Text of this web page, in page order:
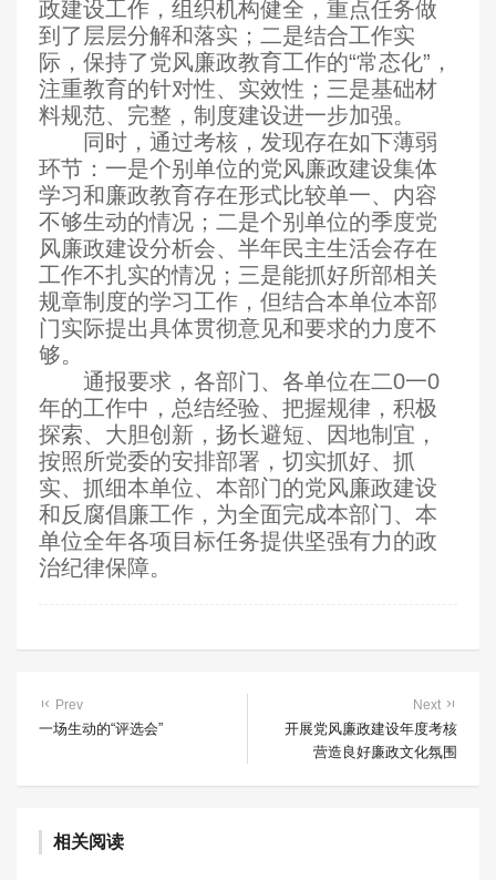
政建设工作，组织机构健全，重点任务做
到了层层分解和落实；二是结合工作实
际，保持了党风廉政教育工作的“常态化”，
注重教育的针对性、实效性；三是基础材
料规范、完整，制度建设进一步加强。
同时，通过考核，发现存在如下薄弱
环节：一是个别单位的党风廉政建设集体
学习和廉政教育存在形式比较单一、内容
不够生动的情况；二是个别单位的季度党
风廉政建设分析会、半年民主生活会存在
工作不扎实的情况；三是能抓好所部相关
规章制度的学习工作，但结合本单位本部
门实际提出具体贯彻意见和要求的力度不
够。
通报要求，各部门、各单位在二0一0
年的工作中，总结经验、把握规律，积极
探索、大胆创新，扬长避短、因地制宜，
按照所党委的安排部署，切实抓好、抓
实、抓细本单位、本部门的党风廉政建设
和反腐倡廉工作，为全面完成本部门、本
单位全年各项目标任务提供坚强有力的政
治纪律保障。
Prev
一场生动的“评选会”
Next
开展党风廉政建设年度考核
营造良好廉政文化氛围
相关阅读
纳入管制